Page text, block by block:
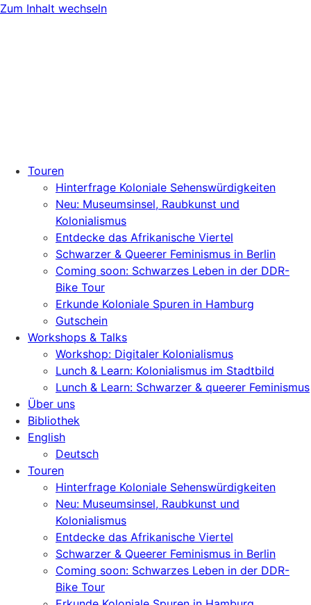
Zum Inhalt wechseln
Touren
Hinterfrage Koloniale Sehenswürdigkeiten
Neu: Museumsinsel, Raubkunst und
Kolonialismus
Entdecke das Afrikanische Viertel
Schwarzer & Queerer Feminismus in Berlin
Coming soon: Schwarzes Leben in der DDR-
Bike Tour
Erkunde Koloniale Spuren in Hamburg
Gutschein
Workshops & Talks
Workshop: Digitaler Kolonialismus
Lunch & Learn: Kolonialismus im Stadtbild
Lunch & Learn: Schwarzer & queerer Feminismus
Über uns
Bibliothek
English
Deutsch
Touren
Hinterfrage Koloniale Sehenswürdigkeiten
Neu: Museumsinsel, Raubkunst und
Kolonialismus
Entdecke das Afrikanische Viertel
Schwarzer & Queerer Feminismus in Berlin
Coming soon: Schwarzes Leben in der DDR-
Bike Tour